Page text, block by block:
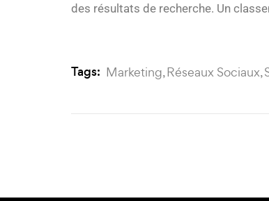
des résultats de recherche. Un
Tags: Marketing Réseaux Sociaux